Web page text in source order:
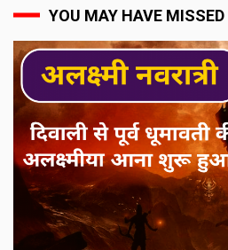
YOU MAY HAVE MISSED